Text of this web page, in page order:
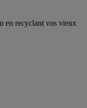
en recyclant vos vieux